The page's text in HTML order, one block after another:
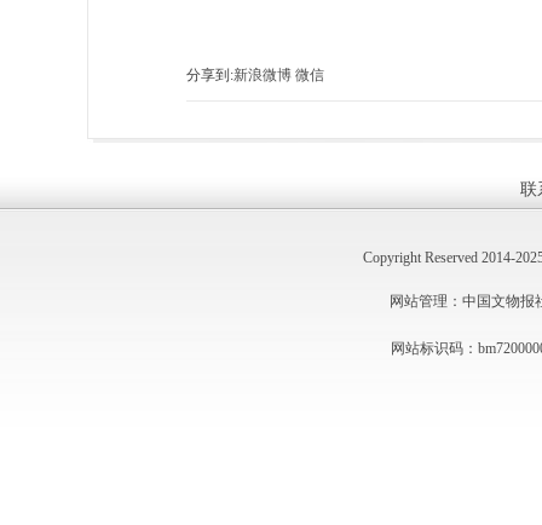
分享到:新浪微博 微信
联
Copyright Reserved 2014-
网站管理：中国文物报
网站标识码：